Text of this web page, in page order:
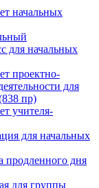
начальных
для начальных
проектно-
для
пр)
учителя-
для начальных
продленного дня
для группы